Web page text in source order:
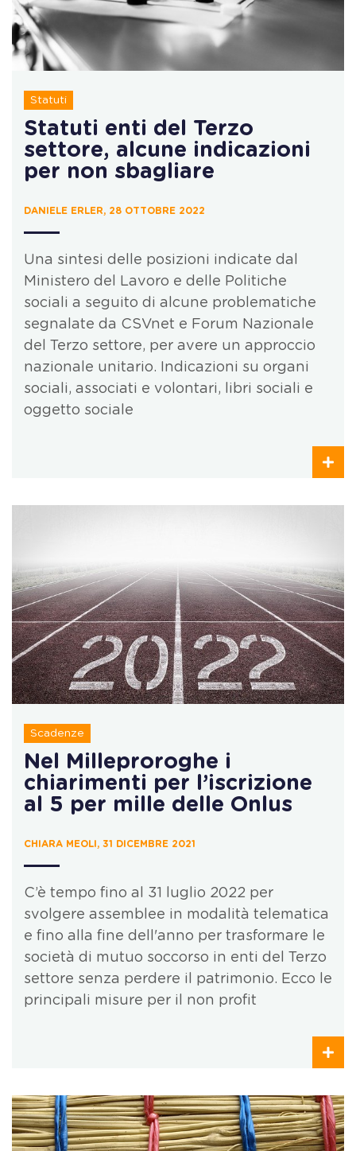
Statuti
Statuti enti del Terzo
settore, alcune indicazioni
per non sbagliare
DANIELE ERLER, 28 OTTOBRE 2022
Una sintesi delle posizioni indicate dal
Ministero del Lavoro e delle Politiche
sociali a seguito di alcune problematiche
segnalate da CSVnet e Forum Nazionale
del Terzo settore, per avere un approccio
nazionale unitario. Indicazioni su organi
sociali, associati e volontari, libri sociali e
oggetto sociale
Scadenze
Nel Milleproroghe i
chiarimenti per l’iscrizione
al 5 per mille delle Onlus
CHIARA MEOLI, 31 DICEMBRE 2021
C’è tempo fino al 31 luglio 2022 per
svolgere assemblee in modalità telematica
e fino alla fine dell'anno per trasformare le
società di mutuo soccorso in enti del Terzo
settore senza perdere il patrimonio. Ecco le
principali misure per il non profit